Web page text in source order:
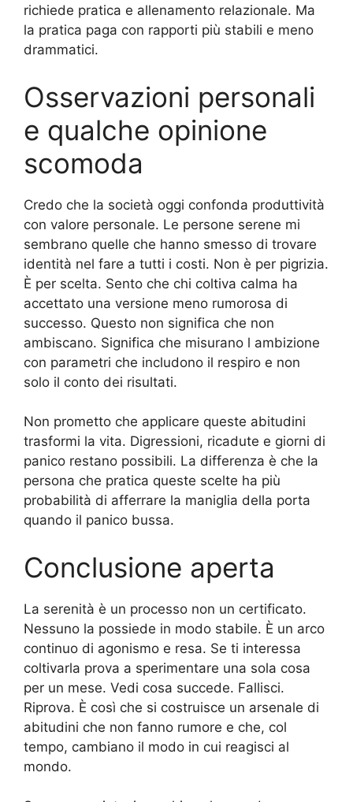
richiede pratica e allenamento relazionale. Ma
la pratica paga con rapporti più stabili e meno
drammatici.
Osservazioni personali
e qualche opinione
scomoda
Credo che la società oggi confonda produttività
con valore personale. Le persone serene mi
sembrano quelle che hanno smesso di trovare
identità nel fare a tutti i costi. Non è per pigrizia.
È per scelta. Sento che chi coltiva calma ha
accettato una versione meno rumorosa di
successo. Questo non significa che non
ambiscano. Significa che misurano l ambizione
con parametri che includono il respiro e non
solo il conto dei risultati.
Non prometto che applicare queste abitudini
trasformi la vita. Digressioni, ricadute e giorni di
panico restano possibili. La differenza è che la
persona che pratica queste scelte ha più
probabilità di afferrare la maniglia della porta
quando il panico bussa.
Conclusione aperta
La serenità è un processo non un certificato.
Nessuno la possiede in modo stabile. È un arco
continuo di agonismo e resa. Se ti interessa
coltivarla prova a sperimentare una sola cosa
per un mese. Vedi cosa succede. Fallisci.
Riprova. È così che si costruisce un arsenale di
abitudini che non fanno rumore e che, col
tempo, cambiano il modo in cui reagisci al
mondo.